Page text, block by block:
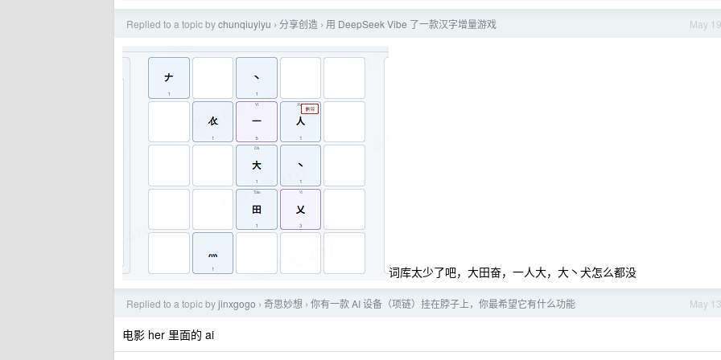
May 19
Replied to a topic bychunqiuyiyu › 分享创造 › 用 DeepSeek Vibe 了一款汉字增量游戏
词库太少了吧，大田奋，一人大，大丶犬怎么都没
May 13
Replied to a topic byjinxgogo › 奇思妙想 › 你有一款 AI 设备（项链）挂在脖子上，你最希望它有什么功能
电影 her 里面的 ai